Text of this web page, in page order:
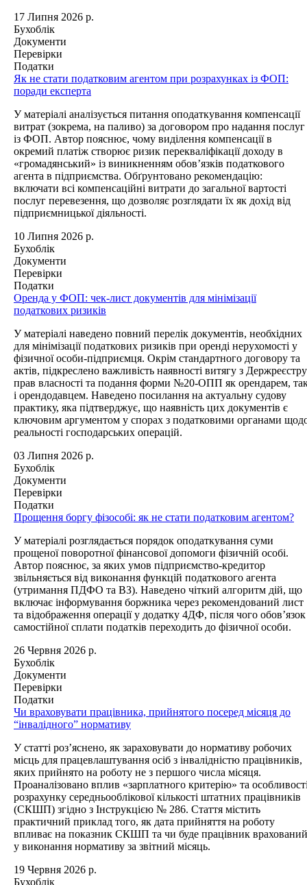
17 Липня 2026 р.
Бухоблік
Документи
Перевірки
Податки
Як не стати податковим агентом при розрахунках із ФОП:
поради експерта
У матеріалі аналізується питання оподаткування компенсації
витрат (зокрема, на паливо) за договором про надання послуг
із ФОП. Автор пояснює, чому виділення компенсації в
окремий платіж створює ризик перекваліфікації доходу в
«громадянський» із виникненням обов’язків податкового
агента в підприємства. Обґрунтовано рекомендацію:
включати всі компенсаційні витрати до загальної вартості
послуг перевезення, що дозволяє розглядати їх як дохід від
підприємницької діяльності.
10 Липня 2026 р.
Бухоблік
Документи
Перевірки
Податки
Оренда у ФОП: чек-лист документів для мінімізації
податкових ризиків
У матеріалі наведено повний перелік документів, необхідних
для мінімізації податкових ризиків при оренді нерухомості у
фізичної особи-підприємця. Окрім стандартного договору та
актів, підкреслено важливість наявності витягу з Держреєстру
прав власності та подання форми №20-ОПП як орендарем,
і орендодавцем. Наведено посилання на актуальну судову
практику, яка підтверджує, що наявність цих документів є
ключовим аргументом у спорах з податковими органами
реальності господарських операцій.
03 Липня 2026 р.
Бухоблік
Документи
Перевірки
Податки
Прощення боргу фізособі: як не стати податковим агентом?
У матеріалі розглядається порядок оподаткування суми
прощеної поворотної фінансової допомоги фізичній особі.
Автор пояснює, за яких умов підприємство-кредитор
звільняється від виконання функцій податкового агента
(утримання ПДФО та ВЗ). Наведено чіткий алгоритм дій, що
включає інформування боржника через рекомендований лист
та відображення операції у додатку 4ДФ, після чого обов’язок
самостійної сплати податків переходить до фізичної особи.
26 Червня 2026 р.
Бухоблік
Документи
Перевірки
Податки
Чи враховувати працівника, прийнятого посеред місяця до
“інвалідного” нормативу
У статті роз’яснено, як зараховувати до нормативу робочих
місць для працевлаштування осіб з інвалідністю працівників,
яких прийнято на роботу не з першого числа місяця.
Проаналізовано вплив «зарплатного критерію» та
розрахунку середньооблікової кількості штатних працівників
(СКШП) згідно з Інструкцією № 286. Стаття містить
практичний приклад того, як дата прийняття на роботу
впливає на показник СКШП та чи буде працівник врахований
у виконання нормативу за звітний місяць.
19 Червня 2026 р.
Бухоблік